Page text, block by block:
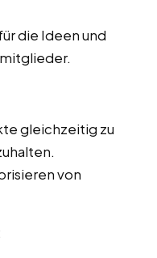
die Ideen und
gleichzeitig zu
von